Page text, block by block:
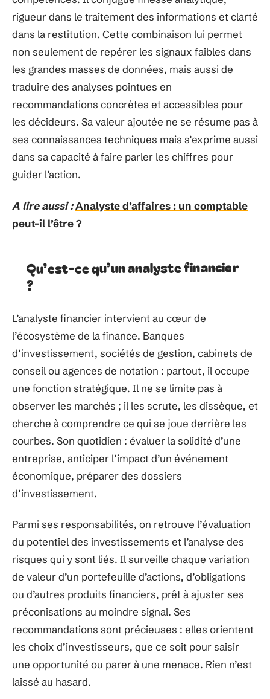
rigueur dans le traitement des informations et clarté
dans la restitution. Cette combinaison lui permet
non seulement de repérer les signaux faibles dans
les grandes masses de données, mais aussi de
traduire des analyses pointues en
recommandations concrètes et accessibles pour
les décideurs. Sa valeur ajoutée ne se résume pas à
ses connaissances techniques mais s’exprime aussi
dans sa capacité à faire parler les chiffres pour
guider l’action.
A lire aussi :Analyste d’affaires : un comptable
peut-il l’être ?
Qu’est-ce qu’un analyste financier
?
L’analyste financier intervient au cœur de
l’écosystème de la finance. Banques
d’investissement, sociétés de gestion, cabinets de
conseil ou agences de notation : partout, il occupe
une fonction stratégique. Il ne se limite pas à
observer les marchés ; il les scrute, les dissèque, et
cherche à comprendre ce qui se joue derrière les
courbes. Son quotidien : évaluer la solidité d’une
entreprise, anticiper l’impact d’un événement
économique, préparer des dossiers
d’investissement.
Parmi ses responsabilités, on retrouve l’évaluation
du potentiel des investissements et l’analyse des
risques qui y sont liés. Il surveille chaque variation
de valeur d’un portefeuille d’actions, d’obligations
ou d’autres produits financiers, prêt à ajuster ses
préconisations au moindre signal. Ses
recommandations sont précieuses : elles orientent
les choix d’investisseurs, que ce soit pour saisir
une opportunité ou parer à une menace. Rien n’est
laissé au hasard.